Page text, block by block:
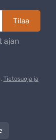
Tilaa
ajan
Tietosuoja ja